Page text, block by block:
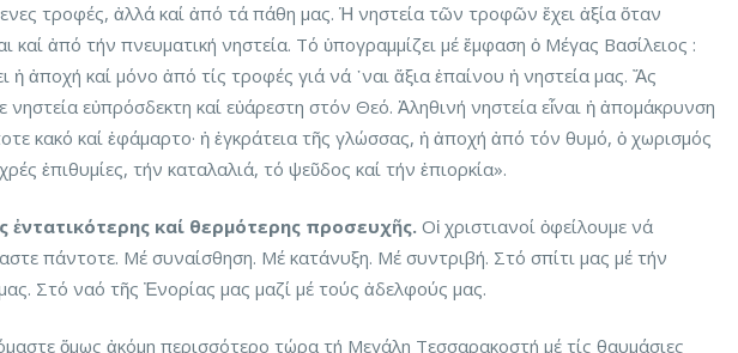
τροφές, ἀλλά καί ἀπό τά πάθη μας. Ἡ νηστεία τῶν τροφῶν ἔχει ἀξία ὅταν
καί ἀπό τήν πνευματική νηστεία. Τό ὑπογραμμίζει μέ ἔμφαση ὁ Μέγας Βασίλειος :
ἡ ἀποχή καί μόνο ἀπό τίς τροφές γιά νά ᾽ναι ἄξια ἐπαίνου ἡ νηστεία μας. Ἄς
νηστεία εὐπρόσδεκτη καί εὐάρεστη στόν Θεό. Ἀληθινή νηστεία εἶναι ἡ ἀπομάκρυνση
κακό καί ἐφάμαρτο· ἡ ἐγκράτεια τῆς γλώσσας, ἡ ἀποχή ἀπό τόν θυμό, ὁ χωρισμός
ἐπιθυμίες, τήν καταλαλιά, τό ψεῦδος καί τήν ἐπιορκία».
ἐντατικότερης καί θερμότερης προσευχῆς. Οἱ χριστιανοί ὀφείλουμε νά
πάντοτε. Μέ συναίσθηση. Μέ κατάνυξη. Μέ συντριβή. Στό σπίτι μας μέ τήν
μας. Στό ναό τῆς Ἐνορίας μας μαζί μέ τούς ἀδελφούς μας.
ὅμως ἀκόμη περισσότερο τώρα τή Μεγάλη Τεσσαρακοστή μέ τίς θαυμάσιες